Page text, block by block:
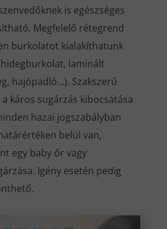
is egészséges
Megfelelő rétegrend
burkolatot kialakíthatunk
laminált
hajópadló…). Szakszerű
káros sugárzás kibocsátása
hazai jogszabályban
belül van,
egy baby őr vagy
Igény esetén pedig